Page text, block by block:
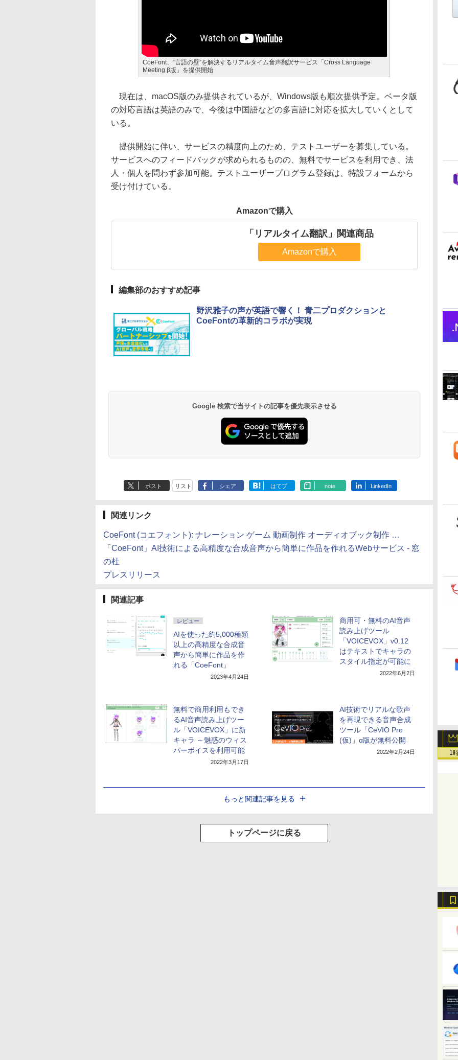
1
CoeFont、“言語の壁”を解決するリアルタイム音声翻訳サービス「Cross Language
Meeting β版」を提供開始
現在は、macOS版のみ提供されているが、Windows版も順次提供予定。ベータ版
の対応言語は英語のみで、今後は中国語などの多言語に対応を拡大していくとして
いる。
提供開始に伴い、サービスの精度向上のため、テストユーザーを募集している。
サービスへのフィードバックが求められるものの、無料でサービスを利用でき、法
人・個人を問わず参加可能。テストユーザープログラム登録は、特設フォームから
受け付けている。
Amazonで購入
「リアルタイム翻訳」関連商品
Amazonで購入
編集部のおすすめ記事
野沢雅子の声が英語で響く！ 青二プロダクションと
CoeFontの革新的コラボが実現
Google 検索で当サイトの記事を優先表示させる
ポスト リスト シェア はてブ note LinkedIn
関連リンク
CoeFont (コエフォント): ナレーション ゲーム 動画制作 オーディオブック制作 …
「CoeFont」AI技術による高精度な合成音声から簡単に作品を作れるWebサービス - 窓
の杜
プレスリリース
関連記事
レビュー
AIを使った約5,000種類
以上の高精度な合成音
声から簡単に作品を作
れる「CoeFont」
2023年4月24日
商用可・無料のAI音声
読み上げツール
「VOICEVOX」v0.12
はテキストでキャラの
スタイル指定が可能に
2022年6月2日
無料で商用利用もでき
るAI音声読み上げツー
ル「VOICEVOX」に新
キャラ ～魅惑のウィス
パーボイスを利用可能
2022年3月17日
AI技術でリアルな歌声
を再現できる音声合成
ツール「CeVIO Pro
(仮)」α版が無料公開
2022年2月24日
もっと関連記事を見る
トップページに戻る